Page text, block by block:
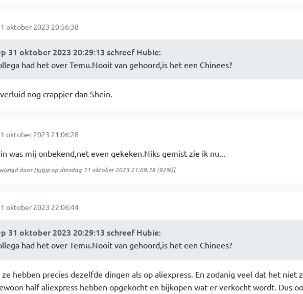
oktober 2023 20:56:38
31 oktober 2023 20:29:13 schreef Hubie:
had het over Temu.Nooit van gehoord,is het een Chinees?
nog crappier dan Shein.
oktober 2023 21:06:28
was mij onbekend,net even gekeken.Niks gemist zie ik nu...
doorHubieop dinsdag 31 oktober 2023 21:09:38(92%)]
oktober 2023 22:06:44
31 oktober 2023 20:29:13 schreef Hubie:
had het over Temu.Nooit van gehoord,is het een Chinees?
ze hebben precies dezelfde dingen als op aliexpress. En zodanig veel dat het niet
half aliexpress hebben opgekocht en bijkopen wat er verkocht wordt. Dus